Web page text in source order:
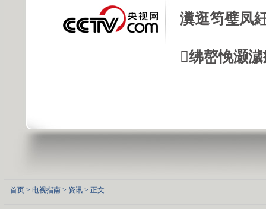
瀵逛笉璧凤
绋嶅悗灏
首页 > 电视指南 > 资讯 > 正文